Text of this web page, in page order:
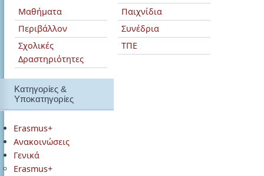
Μαθήματα
Παιχνίδια
Περιβάλλον
Συνέδρια
Σχολικές
Δραστηριότητες
ΤΠΕ
Κατηγορίες &
Υποκατηγορίες
Erasmus+
Ανακοινώσεις
Γενικά
Erasmus+